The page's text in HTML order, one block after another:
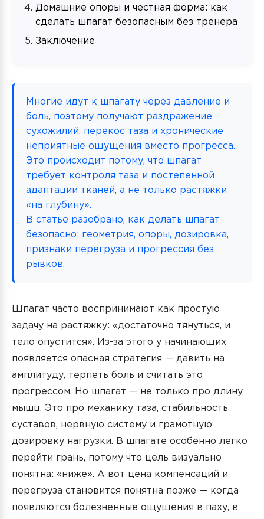
Домашние опоры и честная форма: как
сделать шпагат безопасным без тренера
Заключение
Многие идут к шпагату через давление и
боль, поэтому получают раздражение
сухожилий, перекос таза и хронические
неприятные ощущения вместо прогресса.
Это происходит потому, что шпагат
требует контроля таза и постепенной
адаптации тканей, а не только растяжки
«на глубину».
В статье разобрано, как делать шпагат
безопасно: геометрия, опоры, дозировка,
признаки перегруза и прогрессия без
рывков.
Шпагат часто воспринимают как простую
задачу на растяжку: «достаточно тянуться, и
тело опустится». Из-за этого у начинающих
появляется опасная стратегия — давить на
амплитуду, терпеть боль и считать это
прогрессом. Но шпагат — не только про длину
мышц. Это про механику таза, стабильность
суставов, нервную систему и грамотную
дозировку нагрузки. В шпагате особенно легко
перейти грань, потому что цель визуально
понятна: «ниже». А вот цена компенсаций и
перегруза становится понятна позже — когда
появляются болезненные ощущения в паху, в